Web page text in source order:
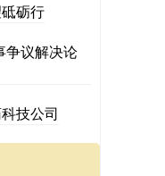
砺行
争议解决论
技公司